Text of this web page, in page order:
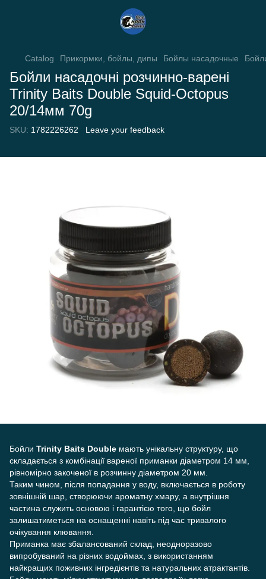
Catalog Прикормки, бойлы, дипы Бойлы насадочные
Бойли насадочні розчинно-варені
Trinity Baits Double Squid-Octopus
20/14мм 70g
SKU: 1782226262 Leave your feedback
Бойли Trinity Baits Double мають унікальну структуру, що
складається з комбінації вареної приманки діаметром 14 мм,
рівномірно закоченої в розчинну діаметром 20 мм.
Таким чином, після попадання у воду, включається в роботу
зовнішній шар, створюючи ароматну хмару, а внутрішня
частина служить основою і гарантією того, що бойл
залишатиметься на оснащенні навіть під час тривалого
очікування клювання.
Приманка має збалансований склад, неодноразово
випробуваний на різних водоймах, з використанням
найкращих поживних інгредієнтів та натуральних атрактантів.